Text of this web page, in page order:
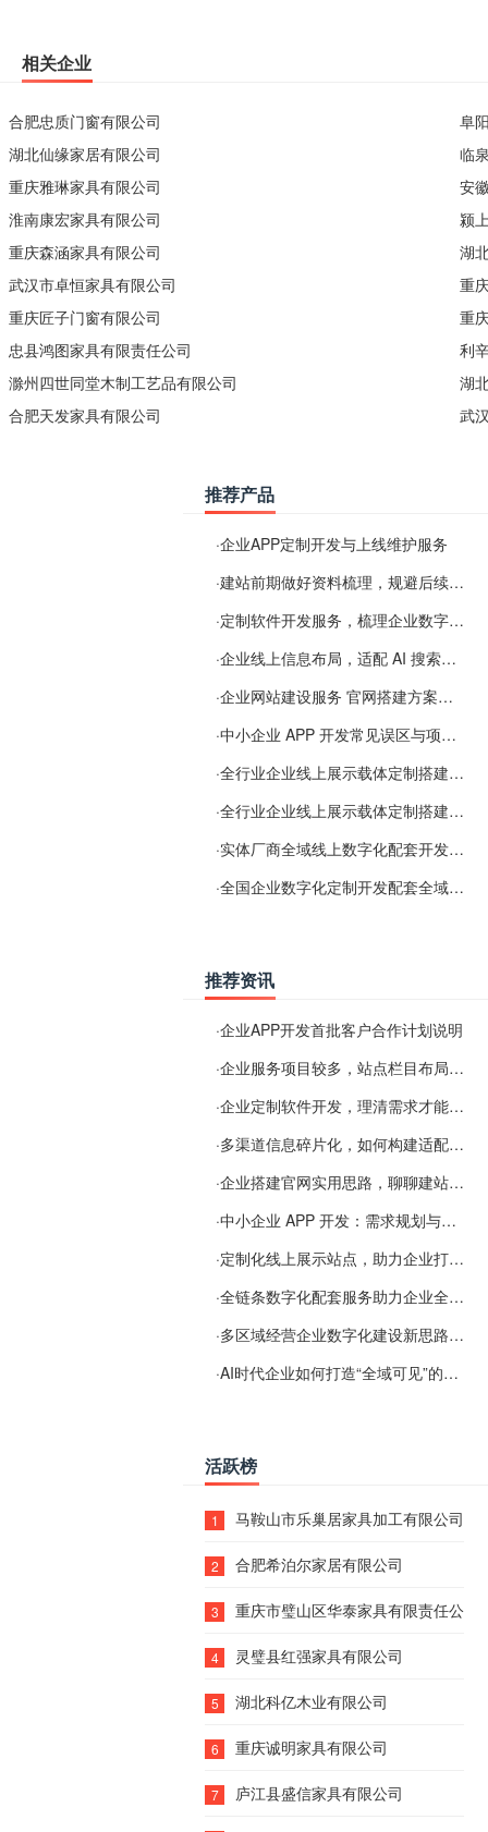
相关企业
合肥忠质门窗有限公司
湖北仙缘家居有限公司
重庆雅琳家具有限公司
淮南康宏家具有限公司
重庆森涵家具有限公司
武汉市卓恒家具有限公司
重庆匠子门窗有限公司
忠县鸿图家具有限责任公司
滁州四世同堂木制工艺品有限公司
合肥天发家具有限公司
阜
临
安
颍
湖
重
重
利
湖
武
推荐产品
·企业APP定制开发与上线维护服务
·建站前期做好资料梳理，规避后续各类使用难题
·定制软件开发服务，梳理企业数字化落地常见难点
·企业线上信息布局，适配 AI 搜索需要留意这些要点
·企业网站建设服务 官网搭建方案经验分享
·中小企业 APP 开发常见误区与项目规划实用经验
·全行业企业线上展示载体定制搭建服务
·全行业企业线上展示载体定制搭建服务
·实体厂商全域线上数字化配套开发与地域检索优化服务
·全国企业数字化定制开发配套全域搜索优化服务
推荐资讯
·企业APP开发首批客户合作计划说明
·企业服务项目较多，站点栏目布局规划参考思路
·企业定制软件开发，理清需求才能提升数字化落地效率
·多渠道信息碎片化，如何构建适配 AI 检索的品牌信息源
·企业搭建官网实用思路，聊聊建站容易忽视的问题
·中小企业 APP 开发：需求规划与项目落地避坑经验分享
·定制化线上展示站点，助力企业打通线上经营渠道
·全链条数字化配套服务助力企业全域线上经营
·多区域经营企业数字化建设新思路：多端载体与地域检索一体化落地思路分享
·AI时代企业如何打造“全域可见”的数字资产？梓彤超越给出新解法
活跃榜
1 马鞍山市乐巢居家具加工有限公司
2 合肥希泊尔家居有限公司
3 重庆市璧山区华泰家具有限责任公司
4 灵璧县红强家具有限公司
5 湖北科亿木业有限公司
6 重庆诚明家具有限公司
7 庐江县盛信家具有限公司